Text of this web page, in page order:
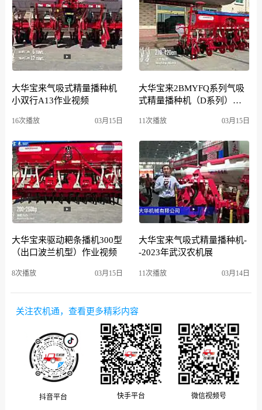
大华宝来气吸式精量播种机
小双行A13作业视频
16次播放 03月15日
大华宝来2BMYFQ系列气吸
式精量播种机（D系列）作
11次播放 03月15日
大华宝来驱动耙条播机300型
（出口波兰机型）作业视频
8次播放 03月15日
大华宝来气吸式精量播种机-
-2023年武汉农机展
11次播放 03月14日
关注农机通，查看更多精彩内容
抖音平台 快手平台 微信视频号